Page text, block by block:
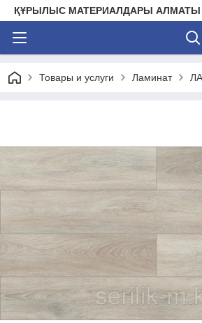
ҚҰРЫЛЫС МАТЕРИАЛДАРЫ
Товары и услуги Ламинат